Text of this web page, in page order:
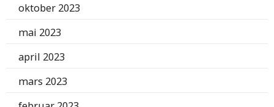
oktober 2023
mai 2023
april 2023
mars 2023